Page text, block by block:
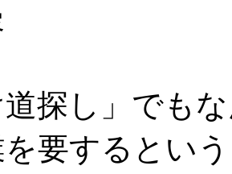
道探し」でも
を要するとい